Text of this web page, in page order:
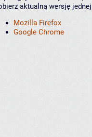
aktualną wersję
Mozilla Firefox
Google Chrome